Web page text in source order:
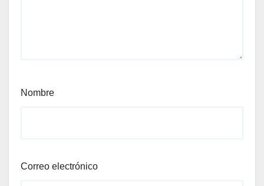
Nombre
Correo electrónico